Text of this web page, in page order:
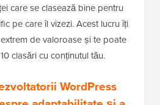
care se clasează bine pentru
pe care îl vizezi. Acest lucru îți
de valoroase și te poate
clasări cu conținutul tău.
WordPress